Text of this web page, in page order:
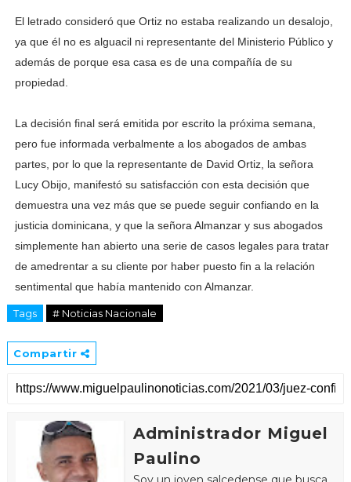
El letrado consideró que Ortiz no estaba realizando un desalojo,
ya que él no es alguacil ni representante del Ministerio Público y
además de porque esa casa es de una compañía de su
propiedad.
La decisión final será emitida por escrito la próxima semana,
pero fue informada verbalmente a los abogados de ambas
partes, por lo que la representante de David Ortiz, la señora
Lucy Obijo, manifestó su satisfacción con esta decisión que
demuestra una vez más que se puede seguir confiando en la
justicia dominicana, y que la señora Almanzar y sus abogados
simplemente han abierto una serie de casos legales para tratar
de amedrentar a su cliente por haber puesto fin a la relación
sentimental que había mantenido con Almanzar.
Tags # Noticias Nacionale
Compartir
Administrador Miguel
Paulino